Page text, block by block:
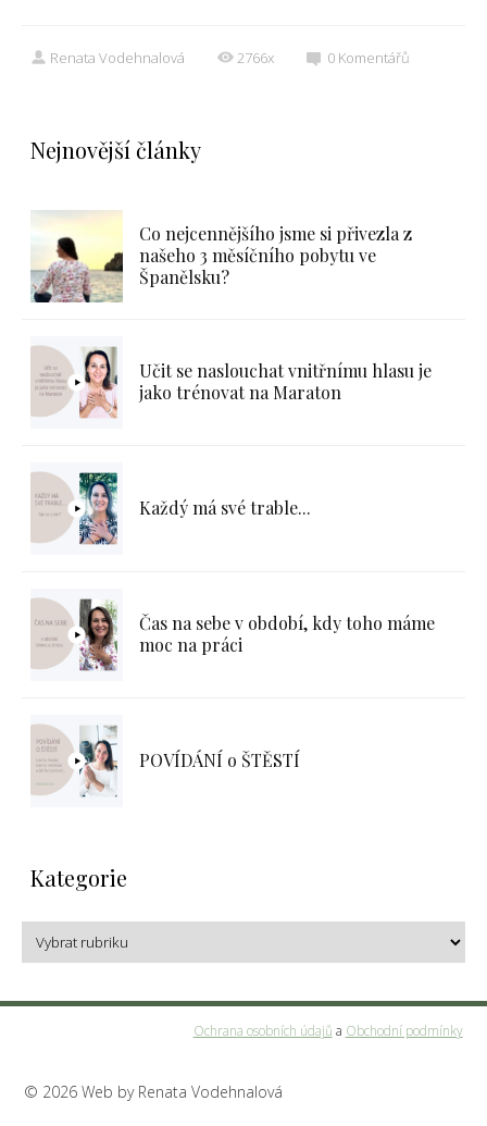
Renata Vodehnalová 2766x 0 Komentářů
Nejnovější články
Co nejcennějšího jsme si přivezla z
našeho 3 měsíčního pobytu ve
Španělsku?
Učit se naslouchat vnitřnímu hlasu je
jako trénovat na Maraton
Každý má své trable...
Čas na sebe v období, kdy toho máme
moc na práci
POVÍDÁNÍ o ŠTĚSTÍ
Kategorie
Ochrana osobních údajů a Obchodní podmínky
© 2026 Web by Renata Vodehnalová